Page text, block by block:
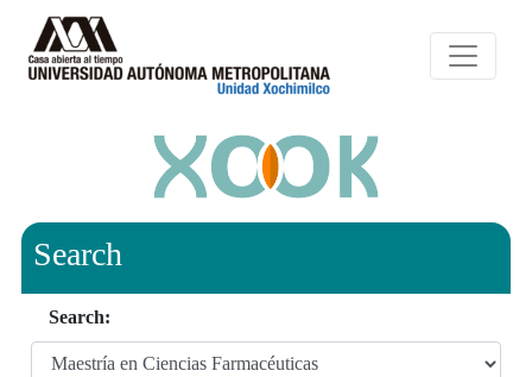
Search
Search: